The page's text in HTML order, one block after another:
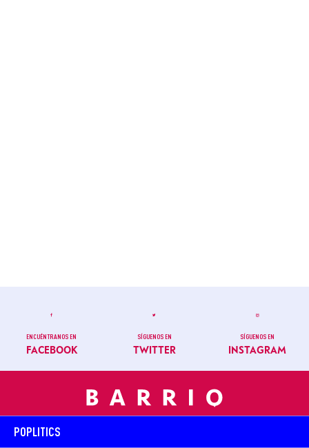
ENCUÉNTRANOS EN
FACEBOOK
SÍGUENOS EN
TWITTER
SÍGUENOS EN
INSTAGRAM
POPLITICS